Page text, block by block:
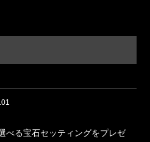
べる宝石セッティングをプレゼ